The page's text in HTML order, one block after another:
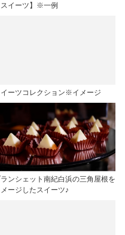
スイーツ】※一例
イーツコレクション※イメージ
ンシェット南紀白浜の三角屋根を
ージしたスイーツ♪